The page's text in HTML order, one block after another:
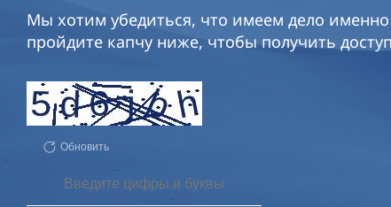
Мы хотим убедиться, что имеем дело
пройдите капчу ниже, чтобы получить
Обновить